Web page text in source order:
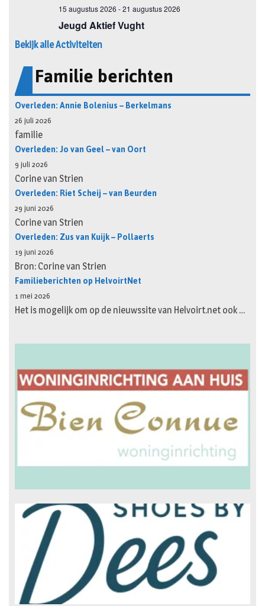
Bekijk alle Activiteiten
Familie berichten
Overleden: Annie Bolenius – Berkelmans
26 juli 2026
familie
Overleden: Jo van Geel – van Oort
9 juli 2026
Corine van Strien
Overleden: Riet Scheij – van Beurden
29 juni 2026
Corine van Strien
Overleden: Zus van Kuijk – Pollaerts
19 juni 2026
Bron: Corine van Strien
Familieberichten op HelvoirtNet
1 mei 2026
Het is mogelijk om op de nieuwssite van Helvoirt.net ook …